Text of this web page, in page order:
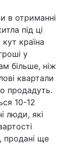
в отриманні
під ці
країна
у
більше, ніж
квартали
продадуть.
10-12
люди, які
продані ще